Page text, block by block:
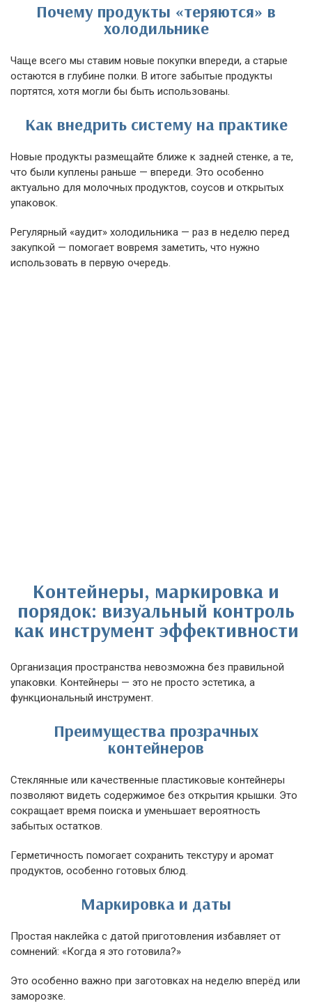
Почему продукты «теряются» в
холодильнике
Чаще всего мы ставим новые покупки впереди, а старые
остаются в глубине полки. В итоге забытые продукты
портятся, хотя могли бы быть использованы.
Как внедрить систему на практике
Новые продукты размещайте ближе к задней стенке, а те,
что были куплены раньше — впереди. Это особенно
актуально для молочных продуктов, соусов и открытых
упаковок.
Регулярный «аудит» холодильника — раз в неделю перед
закупкой — помогает вовремя заметить, что нужно
использовать в первую очередь.
Контейнеры, маркировка и
порядок: визуальный контроль
как инструмент эффективности
Организация пространства невозможна без правильной
упаковки. Контейнеры — это не просто эстетика, а
функциональный инструмент.
Преимущества прозрачных
контейнеров
Стеклянные или качественные пластиковые контейнеры
позволяют видеть содержимое без открытия крышки. Это
сокращает время поиска и уменьшает вероятность
забытых остатков.
Герметичность помогает сохранить текстуру и аромат
продуктов, особенно готовых блюд.
Маркировка и даты
Простая наклейка с датой приготовления избавляет от
сомнений: «Когда я это готовила?»
Это особенно важно при заготовках на неделю вперёд или
заморозке.